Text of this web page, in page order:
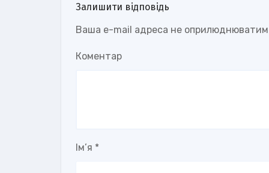
Залишити відповідь
Ваша e-mail адреса не
Коментар
Ім’я *